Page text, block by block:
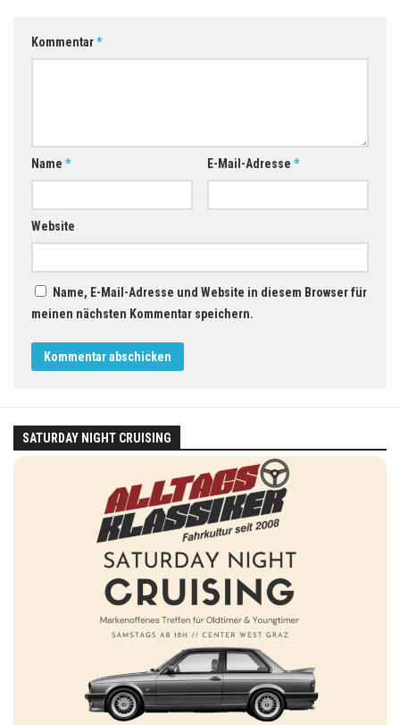
Kommentar*
Name * E-Mail-Adresse *
Website
Name, E-Mail-Adresse und Website in diesem Browser für
meinen nächsten Kommentar speichern.
SATURDAY NIGHT CRUISING